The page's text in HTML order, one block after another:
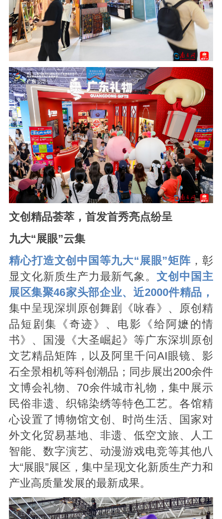
文创精品荟萃，首发首秀亮点纷呈
九大“展眼”云集
精心打造文创中国等九大“展眼”矩阵 ，彰
显文化新质生产力最新气象。文创中国主
展区集聚46家头部企业、近2000件精品，
集中呈现深圳原创舞剧《咏春》、原创精
品短剧集《奇迹》、电影《给阿嬷的情
书》、国漫《大圣崛起》等广东深圳原创
文艺精品矩阵，以及阿里千问AI眼镜、影
石全景相机等科创潮品；同步展出200余件
文博会礼物、70余件城市礼物，集中展示
民俗非遗、织锦染绣等特色工艺。各馆精
心设置了博物馆文创、时尚生活、国家对
外文化贸易基地、非遗、低空文旅、人工
智能、数字演艺、动漫游戏电竞等其他八
大“展眼”展区，集中呈现文化新质生产力和
产业高质量发展的最新成果。